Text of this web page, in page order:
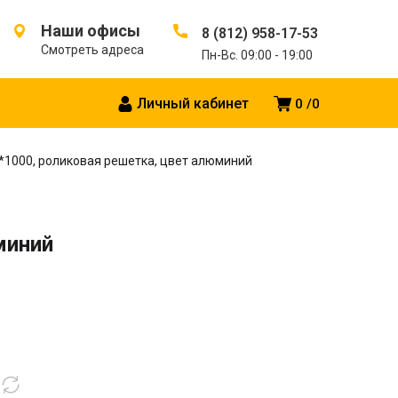
Наши офисы
Смотреть адреса
8 (812) 958-17-53
Пн-Вс. 09:00 - 19:00
0 0
Личный кабинет
роликовая решетка, цвет алюминий